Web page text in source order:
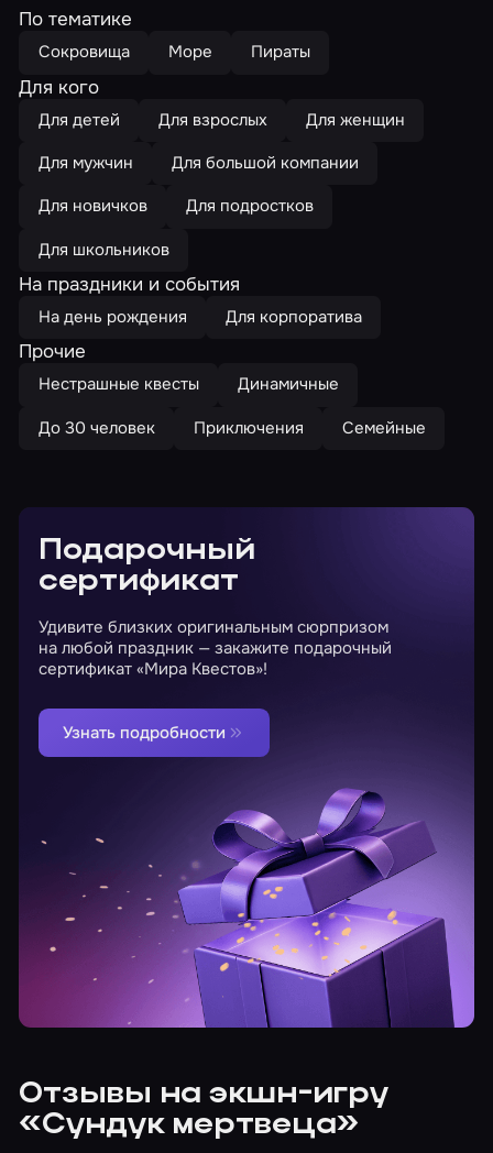
По тематике
Сокровища Море Пираты
Для кого
Для детей Для взрослых
Для женщин
Для мужчин
Для большой компании
Для новичков
Для подростков
Для школьников
На праздники и события
На день рождения Для корпоратива
Прочие
Нестрашные квесты
Динамичные
До 30 человек
Приключения Семейные
Подарочный
сертификат
Удивите близких оригинальным сюрпризом
на любой праздник — закажите подарочный
сертификат «Мира Квестов»!
Узнать подробности
Отзывы на экшн-игру
«Сундук мертвеца»